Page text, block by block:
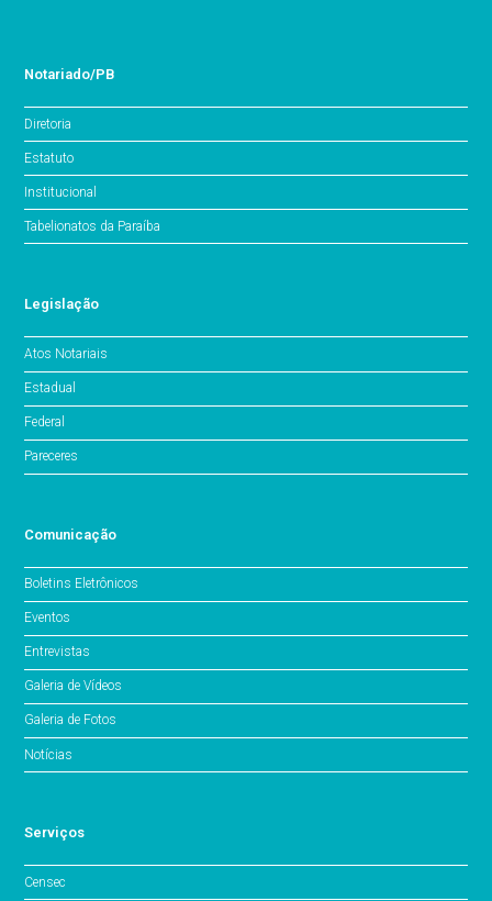
Notariado/PB
Diretoria
Estatuto
Institucional
Tabelionatos da Paraíba
Legislação
Atos Notariais
Estadual
Federal
Pareceres
Comunicação
Boletins Eletrônicos
Eventos
Entrevistas
Galeria de Vídeos
Galeria de Fotos
Notícias
Serviços
Censec